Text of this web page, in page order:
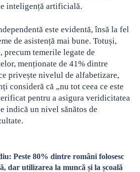
inteligență artificială.
este evidentă, însă la fel
de asistență mai bune. Totuși,
precum temerile legate de
menționate de 41% dintre
privește nivelul de alfabetizare,
consideră că „nu tot ceea ce este
pentru a asigura veridicitatea
indică un nivel sănătos de
Peste 80% dintre români folosesc
dar utilizarea la muncă și la școală